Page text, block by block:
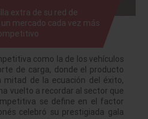
extra de su red de
mercado cada vez más
como la de los vehículos
de carga, donde el producto
mitad de la ecuación del éxito,
vuelto a recordar al sector que
se define en el factor
celebró su prestigiada gala